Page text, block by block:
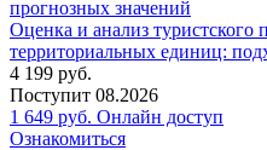
Оценка и анализ туристского
территориальных единиц:
4 199 руб.
Поступит 08.2026
1 649 руб. Онлайн доступ
Ознакомиться